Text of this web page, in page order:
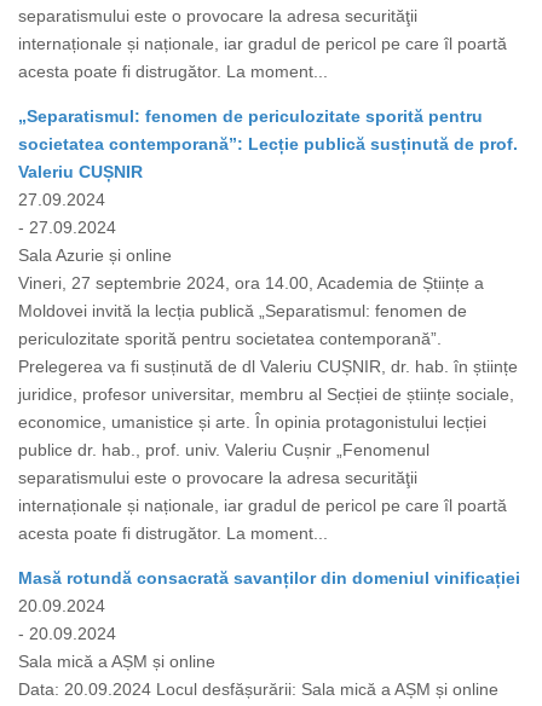
separatismului este o provocare la adresa securităţii
internaționale și naționale, iar gradul de pericol pe care îl poartă
acesta poate fi distrugător. La moment...
„Separatismul: fenomen de periculozitate sporită pentru
societatea contemporană”: Lecție publică susținută de prof.
Valeriu CUȘNIR
27.09.2024
- 27.09.2024
Sala Azurie și online
Vineri, 27 septembrie 2024, ora 14.00, Academia de Științe a
Moldovei invită la lecția publică „Separatismul: fenomen de
periculozitate sporită pentru societatea contemporană”.
Prelegerea va fi susținută de dl Valeriu CUȘNIR, dr. hab. în științe
juridice, profesor universitar, membru al Secției de științe sociale,
economice, umanistice și arte. În opinia protagonistului lecției
publice dr. hab., prof. univ. Valeriu Cușnir „Fenomenul
separatismului este o provocare la adresa securităţii
internaționale și naționale, iar gradul de pericol pe care îl poartă
acesta poate fi distrugător. La moment...
Masă rotundă consacrată savanților din domeniul vinificației
20.09.2024
- 20.09.2024
Sala mică a AȘM și online
Data: 20.09.2024 Locul desfășurării: Sala mică a AȘM și online